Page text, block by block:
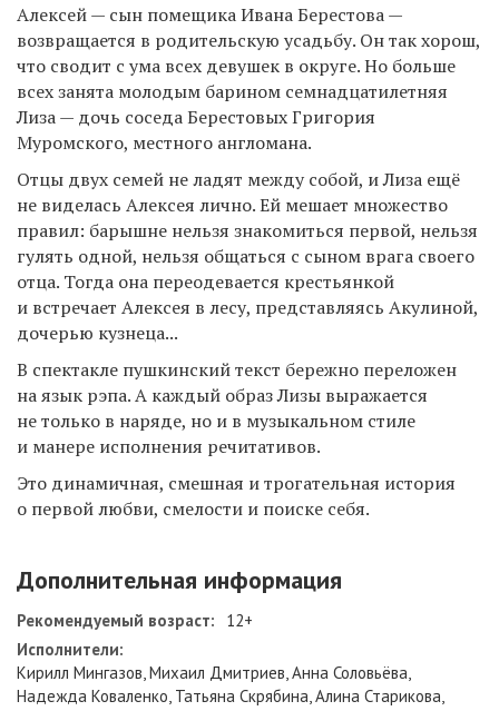
Алексей — сын помещика Ивана Берестова —
возвращается в родительскую усадьбу. Он так хорош,
что сводит с ума всех девушек в округе. Но больше
всех занята молодым барином семнадцатилетняя
Лиза — дочь соседа Берестовых Григория
Муромского, местного англомана.
Отцы двух семей не ладят между собой, и Лиза ещё
не виделась Алексея лично. Ей мешает множество
правил: барышне нельзя знакомиться первой, нельзя
гулять одной, нельзя общаться с сыном врага своего
отца. Тогда она переодевается крестьянкой
и встречает Алексея в лесу, представляясь Акулиной,
дочерью кузнеца...
В спектакле пушкинский текст бережно переложен
на язык рэпа. А каждый образ Лизы выражается
не только в наряде, но и в музыкальном стиле
и манере исполнения речитативов.
Это динамичная, смешная и трогательная история
о первой любви, смелости и поиске себя.
Дополнительная информация
Рекомендуемый возраст:
12+
Исполнители:
Кирилл Мингазов, Михаил Дмитриев, Анна Соловьёва,
Надежда Коваленко, Татьяна Скрябина, Алина Старикова,